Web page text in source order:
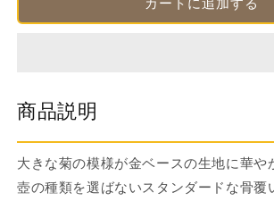
ー
金
襴
金
３
襴
金
３
カートに追加する
商品説明
大きな菊の模様が金ベースの生地に華や
壺の種類を選ばないスタンダードな骨覆